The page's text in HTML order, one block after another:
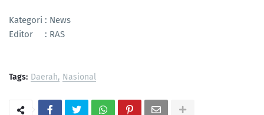
Kategori : News
Editor : RAS
Tags: Daerah Nasional